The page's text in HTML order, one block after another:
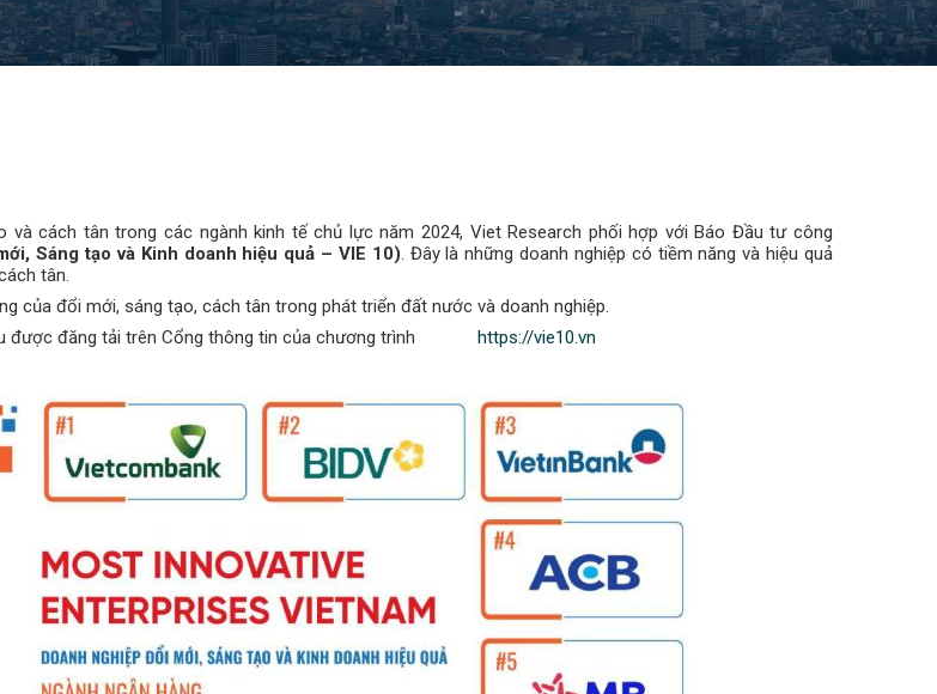
cách tân trong các ngành kinh tế chủ lực năm 2024, Viet Research phối hợp với Báo Đầu tư công
Sáng tạo và Kinh doanh hiệu quả – VIE 10). Đây là những doanh nghiệp có tiềm năng và hiệu quả
tân.
của đổi mới, sáng tạo, cách tân trong phát triển đất nước và doanh nghiệp.
được đăng tải trên Cổng thông tin của chương trình https://vie10.vn